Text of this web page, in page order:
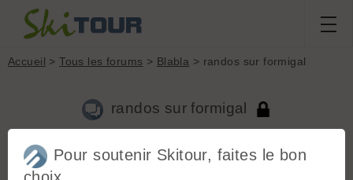
Accueil >Tous les forums > Blabla > randos sur formigal
randos sur formigal
Nouveau sujet Voir tous les sujets Chercher Archives
Pour soutenir Skitour, faites le bon